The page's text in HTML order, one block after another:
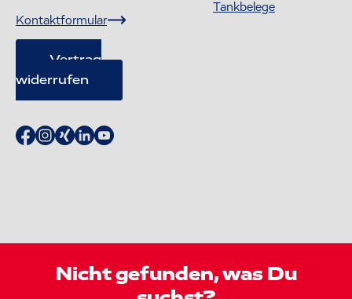
Kontaktformular
Vertrag
widerrufen
Tankbelege
Nicht gefunden, was Du